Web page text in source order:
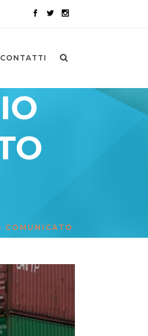
CONTATTI
COMUNICATO